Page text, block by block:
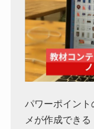
パワーポイン
メが作成できる